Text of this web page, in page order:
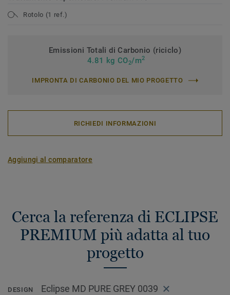
Rotolo (1 ref.)
Emissioni Totali di Carbonio (riciclo)
4.81 kg CO2/m2
IMPRONTA DI CARBONIO DEL MIO PROGETTO
RICHIEDI INFORMAZIONI
Aggiungi al comparatore
Cerca la referenza di ECLIPSE
PREMIUM più adatta al tuo
progetto
DESIGN Eclipse MD PURE GREY 0039